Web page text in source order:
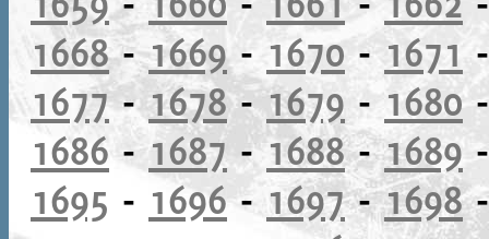
1668-1669-1670-1671
1677-1678-1679 -1680
1686 -1687 -1688-1689
1695 - 1696-1697-1698